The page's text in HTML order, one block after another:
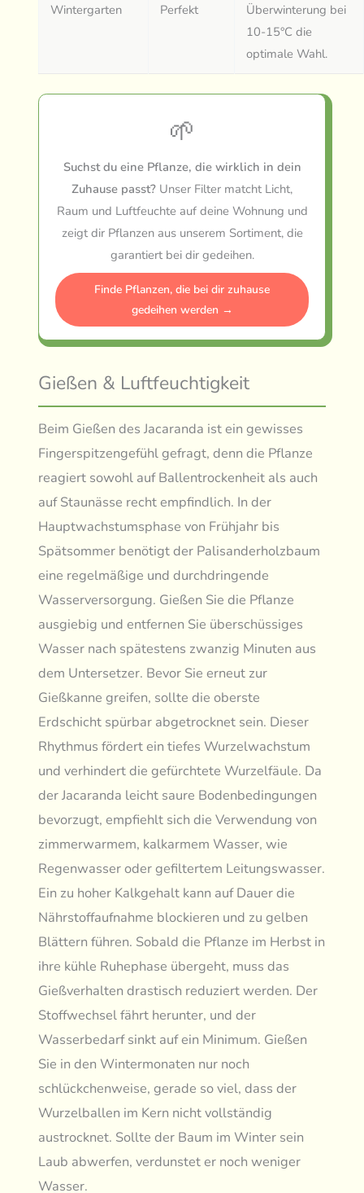
Wintergarten Perfekt
Überwinterung bei
10-15°C die
optimale Wahl.
🌱
Suchst du eine Pflanze, die wirklich in dein
Zuhause passt? Unser Filter matcht Licht,
Raum und Luftfeuchte auf deine Wohnung und
zeigt dir Pflanzen aus unserem Sortiment, die
garantiert bei dir gedeihen.
Finde Pflanzen, die bei dir zuhause
gedeihen werden →
Gießen & Luftfeuchtigkeit
Beim Gießen des Jacaranda ist ein gewisses
Fingerspitzengefühl gefragt, denn die Pflanze
reagiert sowohl auf Ballentrockenheit als auch
auf Staunässe recht empfindlich. In der
Hauptwachstumsphase von Frühjahr bis
Spätsommer benötigt der Palisanderholzbaum
eine regelmäßige und durchdringende
Wasserversorgung. Gießen Sie die Pflanze
ausgiebig und entfernen Sie überschüssiges
Wasser nach spätestens zwanzig Minuten aus
dem Untersetzer. Bevor Sie erneut zur
Gießkanne greifen, sollte die oberste
Erdschicht spürbar abgetrocknet sein. Dieser
Rhythmus fördert ein tiefes Wurzelwachstum
und verhindert die gefürchtete Wurzelfäule. Da
der Jacaranda leicht saure Bodenbedingungen
bevorzugt, empfiehlt sich die Verwendung von
zimmerwarmem, kalkarmem Wasser, wie
Regenwasser oder gefiltertem Leitungswasser.
Ein zu hoher Kalkgehalt kann auf Dauer die
Nährstoffaufnahme blockieren und zu gelben
Blättern führen. Sobald die Pflanze im Herbst in
ihre kühle Ruhephase übergeht, muss das
Gießverhalten drastisch reduziert werden. Der
Stoffwechsel fährt herunter, und der
Wasserbedarf sinkt auf ein Minimum. Gießen
Sie in den Wintermonaten nur noch
schlückchenweise, gerade so viel, dass der
Wurzelballen im Kern nicht vollständig
austrocknet. Sollte der Baum im Winter sein
Laub abwerfen, verdunstet er noch weniger
Wasser.